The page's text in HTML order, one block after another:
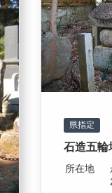
県指定
石造五輪
所在地